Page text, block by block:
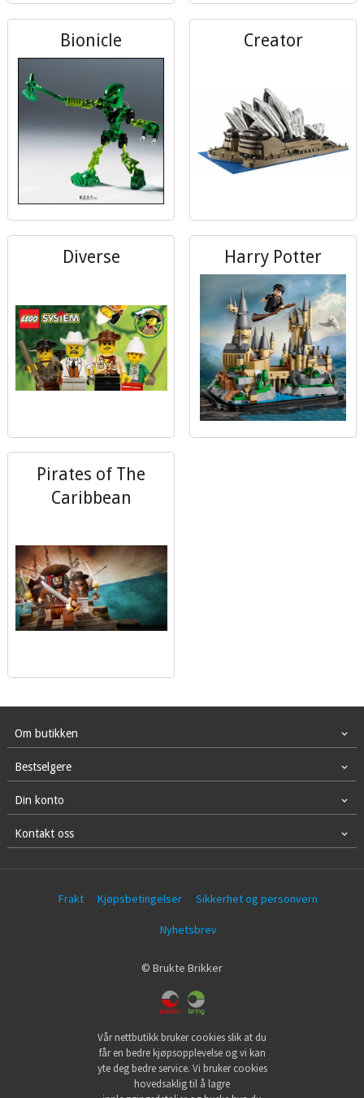
Bionicle Creator
Diverse Harry Potter
Pirates of The
Caribbean
Om butikken
Bestselgere
Din konto
Kontakt oss
Frakt Kjøpsbetingelser Sikkerhet og personvern
Nyhetsbrev
© Brukte Brikker
Vår nettbutikk bruker cookies slik at du
får en bedre kjøpsopplevelse og vi kan
yte deg bedre service. Vi bruker cookies
hovedsaklig til å lagre